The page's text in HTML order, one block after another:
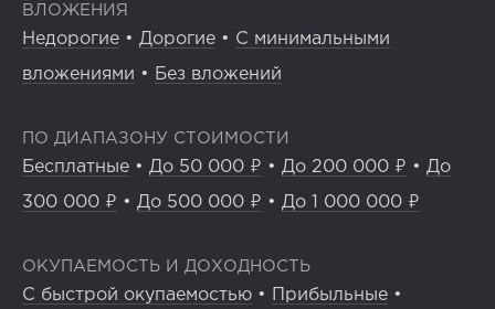
ВЛОЖЕНИЯ
Недорогие • Дорогие • С минимальными
вложениями • Без вложений
ПО ДИАПАЗОНУ СТОИМОСТИ
Бесплатные • До 50 000 ₽ • До 200 000 ₽ • До
300 000 ₽ • До 500 000 ₽ • До 1 000 000 ₽
ОКУПАЕМОСТЬ И ДОХОДНОСТЬ
С быстрой окупаемостью • Прибыльные •